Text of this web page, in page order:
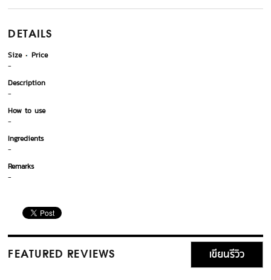
DETAILS
Size
Price
-
Description
-
How to use
-
Ingredients
-
Remarks
-
FEATURED REVIEWS เขียนรีวิว